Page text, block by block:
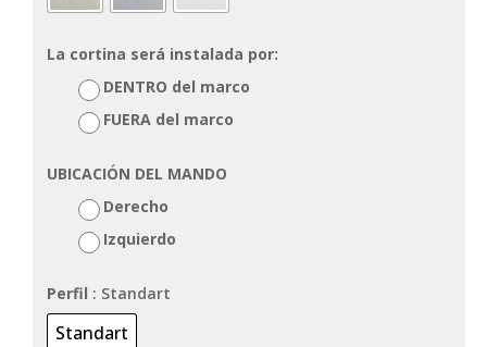
La cortina será instalada por:
DENTRO del marco
FUERA del marco
UBICACIÓN DEL MANDO
Derecho
Izquierdo
Perfil : Standart
Standart